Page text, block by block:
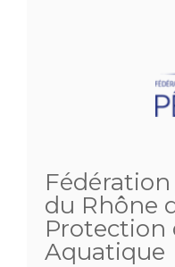
du Rhône
Protection
Aquatique